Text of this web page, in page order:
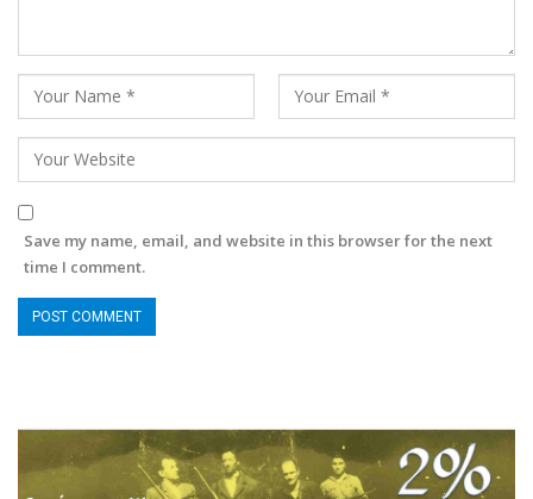
Save my name, email, and website in this browser for the next
time I comment.